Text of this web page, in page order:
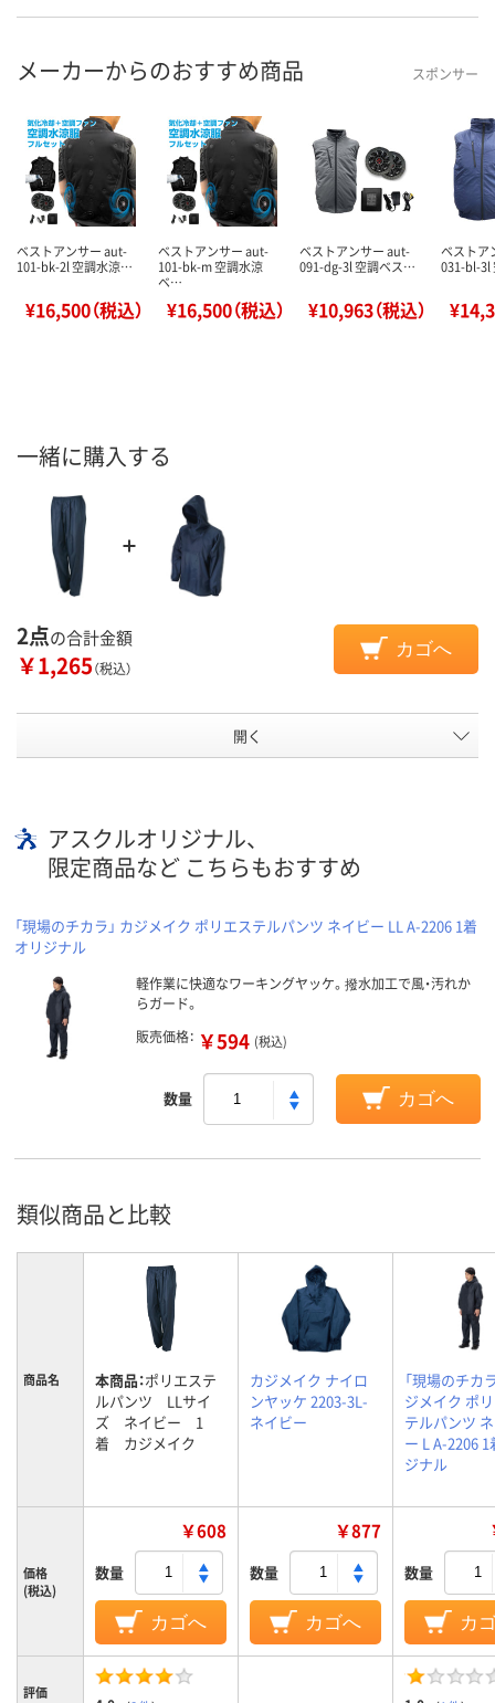
メーカーからのおすすめ商品 スポンサー
ベストアンサー aut-
101-bk-2l 空調水涼…
¥16,500（税込）
ベストアンサー aut-
101-bk-m 空調水涼
ベ…
¥16,500（税込）
ベストアンサー aut-
091-dg-3l 空調ベス…
¥10,963（税込）
ベストア
031-bl-3l
一緒に購入する
2点の合計金額
￥1,265（税込）
カゴへ
開く
アスクルオリジナル、
限定商品など こちらもおすすめ
「現場のチカラ」 カジメイク ポリエステルパンツ ネイビー LL A-2206 1着
オリジナル
軽作業に快適なワーキングヤッケ。撥水加工で風・汚れか
らガード。
販売価格： ￥594 (税込)
数量 カゴへ
類似商品と比較
商品名 本商品：ポリエステ
ルパンツ LLサイ
ズ ネイビー 1
着 カジメイク
カジメイク ナイロ
ンヤッケ 2203-3L-
ネイビー
「現場のチカ
ジメイク ポ
テルパンツ
ー L A-2206 1
ジナル
価格
(税込)
￥608
数量
カゴへ
￥877
数量
カゴへ
数量
カ
評価